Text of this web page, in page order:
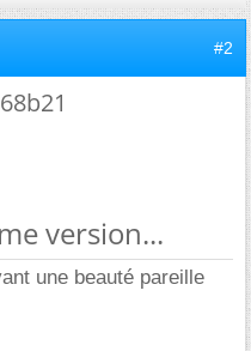
#2
version...
une beauté pareille